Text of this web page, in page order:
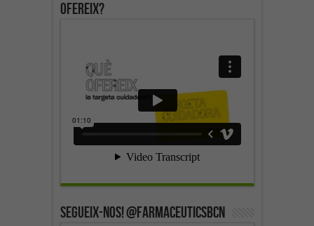
ofereix?
SEGUEIX-NOS! @farmaceuticsbcn